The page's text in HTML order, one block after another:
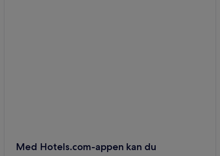
Med Hotels.com-appen kan du